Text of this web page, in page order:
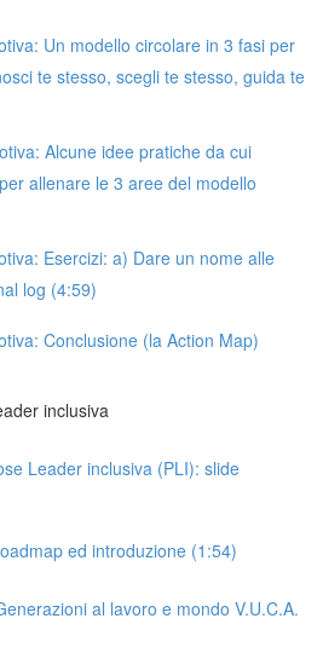
Un modello circolare in 3 fasi per
te stesso, scegli te stesso, guida te
Alcune idee pratiche da cui
allenare le 3 aree del modello
Esercizi: a) Dare un nome alle
log (4:59)
Conclusione (la Action Map)
inclusiva
Leader inclusiva (PLI): slide
ed introduzione (1:54)
al lavoro e mondo V.U.C.A.